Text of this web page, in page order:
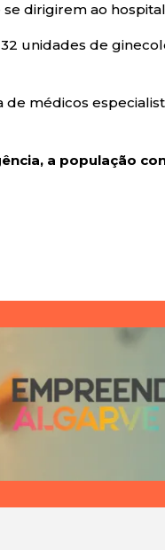
dirigirem ao
unidades de
médicos
a população